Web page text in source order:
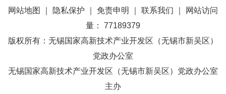
网站地图 隐私保护 免责申明 联系我们
网站访问
量： 77189379
版权所有：无锡国家高新技术产业开发区（无锡市新吴区）
党政办公室
无锡国家高新技术产业开发区（无锡市新吴区）党政办公室
主办